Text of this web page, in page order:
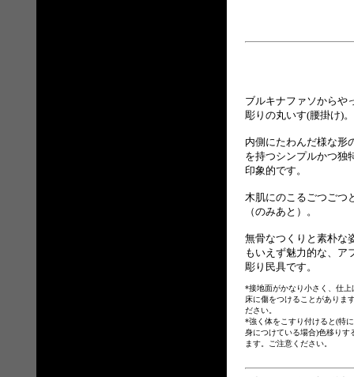
ブルキナファソからや
彫りの丸いす(腰掛け)。
内側にたわんだ様な形
を持つシンプルかつ独
印象的です。
木肌にのこるごつごつ
（のみあと）。
無骨なつくりと素朴な
もいえず魅力的な、ア
彫り民具です。
*接地面がかなり小さく、仕上
床に傷をつけることがありま
ださい。
*強く体をこすり付けると(特
身につけている場合)色移りす
ます。ご注意ください。